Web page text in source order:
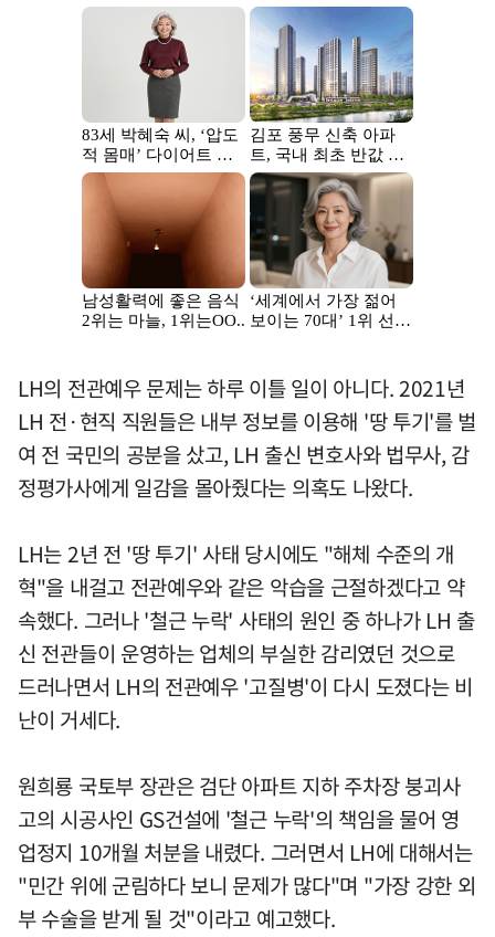
LH의 전관예우 문제는 하루 이틀 일이 아니다. 2021년
LH 전·현직 직원들은 내부 정보를 이용해 '땅 투기'를 벌
여 전 국민의 공분을 샀고, LH 출신 변호사와 법무사, 감
정평가사에게 일감을 몰아줬다는 의혹도 나왔다.
LH는 2년 전 '땅 투기' 사태 당시에도 "해체 수준의 개
혁"을 내걸고 전관예우와 같은 악습을 근절하겠다고 약
속했다. 그러나 '철근 누락' 사태의 원인 중 하나가 LH 출
신 전관들이 운영하는 업체의 부실한 감리였던 것으로
드러나면서 LH의 전관예우 '고질병'이 다시 도졌다는 비
난이 거세다.
원희룡 국토부 장관은 검단 아파트 지하 주차장 붕괴사
고의 시공사인 GS건설에 '철근 누락'의 책임을 물어 영
업정지 10개월 처분을 내렸다. 그러면서 LH에 대해서는
"민간 위에 군림하다 보니 문제가 많다"며 "가장 강한 외
부 수술을 받게 될 것"이라고 예고했다.